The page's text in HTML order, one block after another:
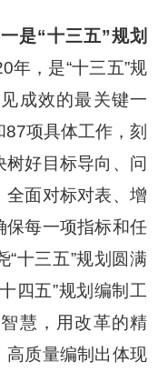
是“十三五”规划
年，是“十三五”规
成效的最关键一
87项具体工作，刻
好目标导向、问
全面对标对表、增
保每一项指标和任
“十三五”规划圆满
四五”规划编制工
慧，用改革的精
高质量编制出体现